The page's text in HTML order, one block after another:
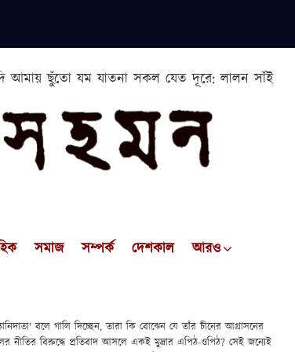
আমায় ছুঁতো যম যাতনা সকল যেত দূরে: লালন সাঁই
সমাজ সম্পর্ক দেশকাল আরও
বলে গালি দিচ্ছেন, তারা কি বোঝেন যে তাঁর চীনের আগ্রাসনের
নীতির বিরুদ্ধে প্রতিবাদ আসলে একই মুদ্রার এপিঠ-ওপিঠ? সেই জন্যেই